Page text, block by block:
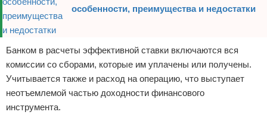
особенности, преимущества и недостатки
Банком в расчеты эффективной ставки включаются вся
комиссии со сборами, которые им уплачены или получены.
Учитывается также и расход на операцию, что выступает
неотъемлемой частью доходности финансового
инструмента.